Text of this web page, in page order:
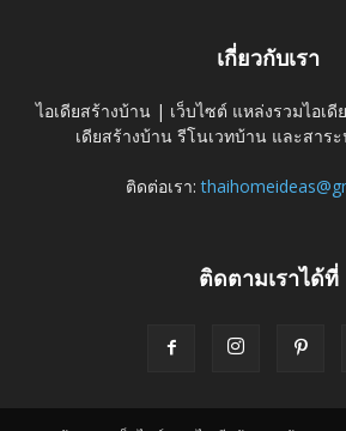
เกี่ยวกับเรา
ไอเดียสร้างบ้าน | เว็บไซต์ แหล่งรวมไอเ
เดียสร้างบ้าน รีโนเวทบ้าน และสาร
ติดต่อเรา:
ติดตามเราได้ที่